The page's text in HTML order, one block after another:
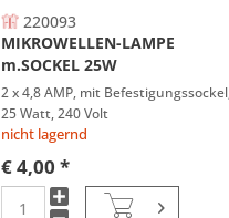
220093
MIKROWELLEN-LAMPE
m.SOCKEL 25W
2 x 4,8 AMP, mit Befestigungssockel,
25 Watt, 240 Volt
nicht lagernd
€ 4,00 *